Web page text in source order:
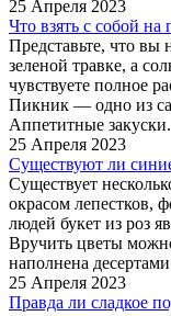
25 Апреля 2023
Что взять с собой на
Представьте, что вы
зеленой травке, а
чувствуете полное
Пикник — одно из
Аппетитные
25 Апреля 2023
Существуют ли
Существует
окрасом лепестков,
людей букет из роз
Вручить цветы
наполнена
25 Апреля 2023
Правда ли сладкое